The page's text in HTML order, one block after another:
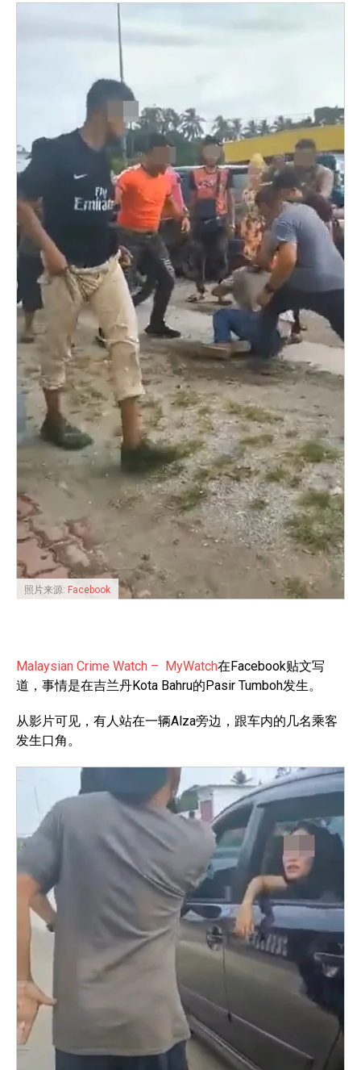
照片来源: Facebook
Malaysian Crime Watch – MyWatch在Facebook贴文写
道，事情是在吉兰丹Kota Bahru的Pasir Tumboh发生。
从影片可见，有人站在一辆Alza旁边，跟车内的几名乘客
发生口角。